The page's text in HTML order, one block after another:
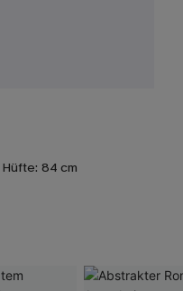
Hüfte: 84 cm